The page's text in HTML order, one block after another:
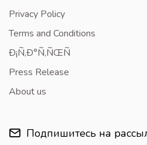
Privacy Policy
Terms and Conditions
Ð¡Ñ‚Ð°Ñ‚ÑŒÑ
Press Release
About us
Подпишитесь на